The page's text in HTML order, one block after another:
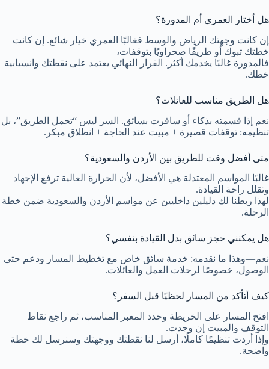
هل أختار العمري أم المدورة؟
إن كانت وجهتك الرياض والوسط فغالبًا العمري خيار شائع. إن كانت
خطتك تبوك أو طريقًا صحراويًا بتوقفات،
فالمدورة غالبًا يخدمك أكثر. القرار النهائي يعتمد على نقطتك وانسيابية
خطك.
هل الطريق مناسب للعائلات؟
نعم إذا قسمته بذكاء أو سافرت بسائق. السر ليس “تحمل الطريق”، بل
تنظيمه: توقفات قصيرة + مبيت عند الحاجة + انطلاق مبكر.
متى أفضل وقت للطريق بين الأردن والسعودية؟
غالبًا المواسم المعتدلة هي الأفضل، لأن الحرارة العالية ترفع الإجهاد
وتقلل راحة القيادة.
لهذا ربطنا لك دليلين داخليين عن مواسم الأردن والسعودية ضمن خطة
الرحلة.
هل يمكنني حجز سائق بدل القيادة بنفسي؟
نعم—وهذا ما نقدمه: خدمة سائق خاص مع تخطيط المسار ودعم حتى
الوصول، خصوصًا لرحلات العمل والعائلات.
كيف أتأكد من المسار لحظيًا قبل السفر؟
افتح المسار على الخريطة وحدد المعبر المناسب، ثم راجع نقاط
التوقف والمبيت إن وجدت.
وإذا أردت تنظيمًا كاملًا، أرسل لنا نقطتك ووجهتك وسنرسل لك خطة
واضحة.